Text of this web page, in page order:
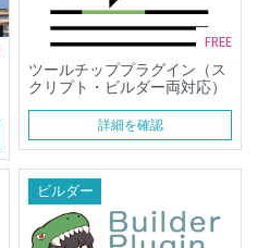
FREE
ツールチッププラグイン（ス
クリプト・ビルダー両対応）
詳細を確認
ビルダー